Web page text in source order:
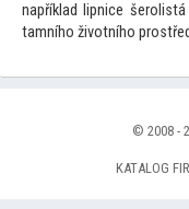
například lipnice
tamního životního
© 2008 -
KATALOG